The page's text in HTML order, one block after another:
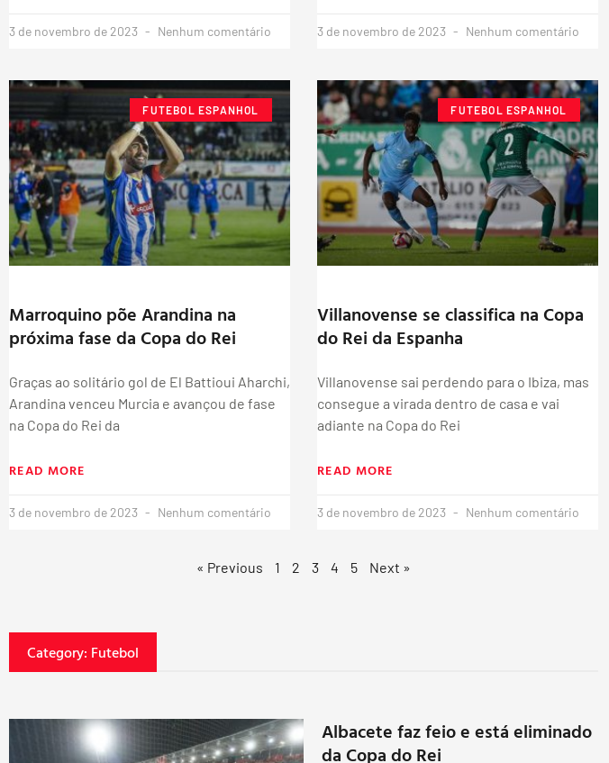
3 de novembro de 2023 Nenhum comentário 3 de novembro de 2023 Nenhum comentário
FUTEBOL ESPANHOL
Marroquino põe Arandina na
próxima fase da Copa do Rei
Graças ao solitário gol de El Battioui Aharchi,
Arandina venceu Murcia e avançou de fase
na Copa do Rei da
READ MORE
3 de novembro de 2023 Nenhum comentário
FUTEBOL ESPANHOL
Villanovense se classifica na Copa
do Rei da Espanha
Villanovense sai perdendo para o Ibiza, mas
consegue a virada dentro de casa e vai
adiante na Copa do Rei
READ MORE
3 de novembro de 2023 Nenhum comentário
« Previous 1 2 3 4 5 Next »
Category: Futebol
Albacete faz feio e está eliminado
da Copa do Rei